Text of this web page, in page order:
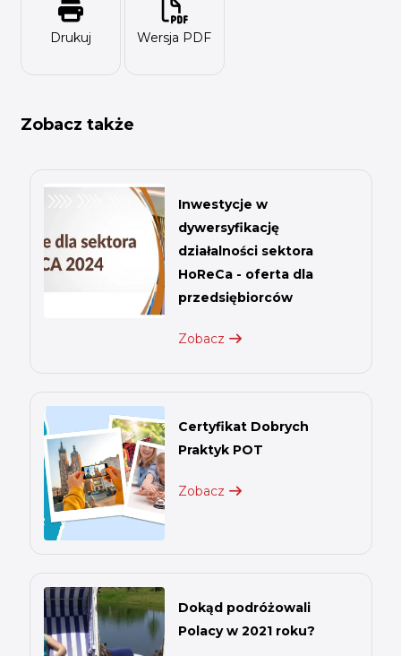
Drukuj Wersja PDF
Zobacz także
Inwestycje w
dywersyfikację
działalności sektora
HoReCa - oferta dla
przedsiębiorców
Zobacz
Certyfikat Dobrych
Praktyk POT
Zobacz
Dokąd podróżowali
Polacy w 2021 roku?